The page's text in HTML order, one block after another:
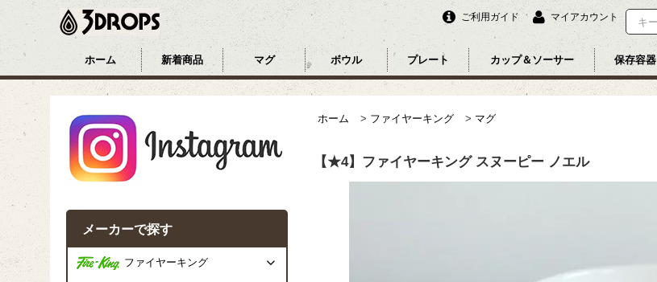
ご利用ガイド マイアカウント
ホーム 新着商品 マグ ボウル プレート カップ＆ソーサー 保存容器
ホーム > ファイヤーキング > マグ
【★4】ファイヤーキング スヌーピー ノエル
メーカーで探す
ファイヤーキング